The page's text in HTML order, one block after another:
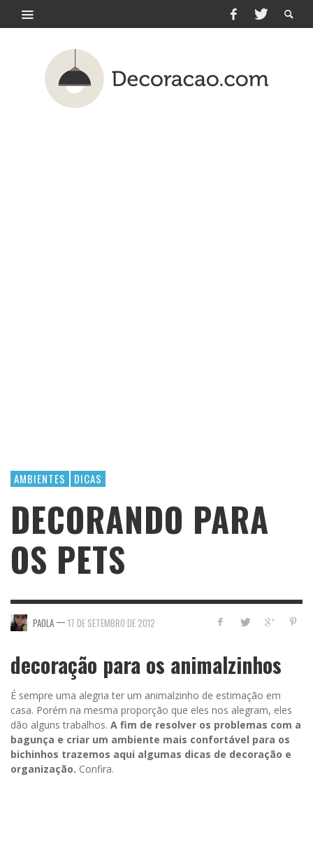
AMBIENTES DICAS
DECORANDO PARA
OS PETS
PAOLA — 17 DE SETEMBRO DE 2012
decoração para os animalzinhos
É sempre uma alegria ter um animalzinho de estimação em
casa. Porém na mesma proporção que eles nos alegram, eles
dão alguns trabalhos. A fim de resolver os problemas com a
bagunça e criar um ambiente mais confortável para os
bichinhos trazemos aqui algumas dicas de decoração e
organização. Confira.